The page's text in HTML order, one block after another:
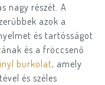
nagy részét. A
azok a
és tartósságot
és a fröccsenő
burkolat, amely
és széles